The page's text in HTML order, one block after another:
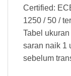
Certified:
1250 / 50 /
Tabel
saran naik 1
sebelum